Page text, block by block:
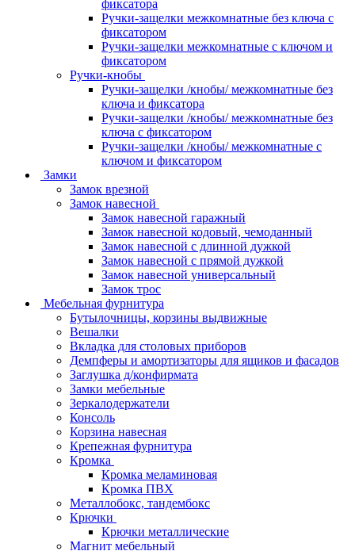
фиксатора
Ручки-защелки межкомнатные без ключа с
фиксатором
Ручки-защелки межкомнатные с ключом и
фиксатором
Ручки-кнобы
Ручки-защелки /кнобы/ межкомнатные без
ключа и фиксатора
Ручки-защелки /кнобы/ межкомнатные без
ключа с фиксатором
Ручки-защелки /кнобы/ межкомнатные с
ключом и фиксатором
Замки
Замок врезной
Замок навесной
Замок навесной гаражный
Замок навесной кодовый, чемоданный
Замок навесной с длинной дужкой
Замок навесной с прямой дужкой
Замок навесной универсальный
Замок трос
Мебельная фурнитура
Бутылочницы, корзины выдвижные
Вешалки
Вкладка для столовых приборов
Демпферы и амортизаторы для ящиков и фасадов
Заглушка д/конфирмата
Замки мебельные
Зеркалодержатели
Консоль
Корзина навесная
Крепежная фурнитура
Кромка
Кромка меламиновая
Кромка ПВХ
Металлобокс, тандембокс
Крючки
Крючки металлические
Магнит мебельный